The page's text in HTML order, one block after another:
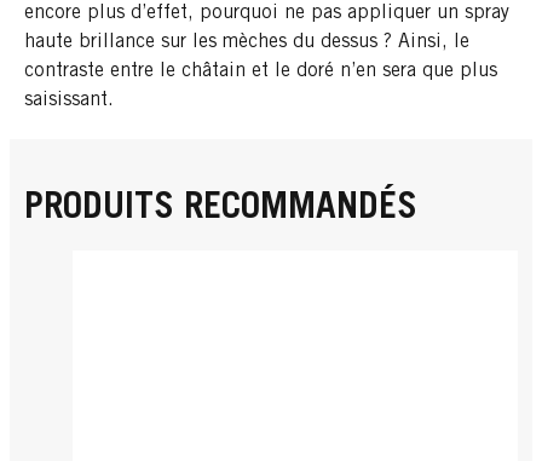
encore plus d’effet, pourquoi ne pas appliquer un spray
haute brillance sur les mèches du dessus ? Ainsi, le
contraste entre le châtain et le doré n’en sera que plus
saisissant.
PRODUITS RECOMMANDÉS